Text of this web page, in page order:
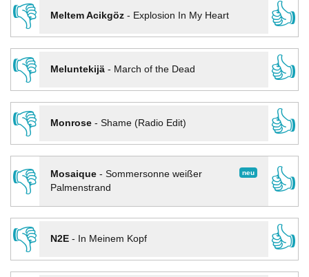
👎
Meltem Acikgöz- Explosion In My Heart
👍
👎
Meluntekijä- March of the Dead
👍
👎
Monrose- Shame (Radio Edit)
👍
👎
neu
Mosaique- Sommersonne weißer
Palmenstrand
👍
👎
N2E- In Meinem Kopf
👍